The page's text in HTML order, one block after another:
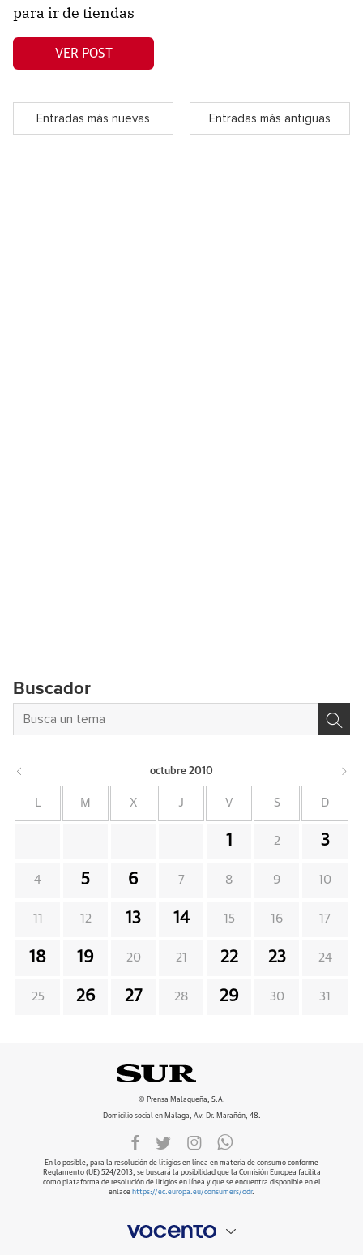
para ir de tiendas
VER POST
Entradas más nuevas Entradas más antiguas
Buscador
octubre 2010
L M X J V S D
1 2 3
4 5 6 7 8 9 10
11 12 13 14 15 16 17
18 19 20 21 22 23 24
25 26 27 28 29 30 31
© Prensa Malagueña, S.A.
Domicilio social en Málaga, Av. Dr. Marañón, 48.
En lo posible, para la resolución de litigios en línea en materia de consumo conforme
Reglamento (UE) 524/2013, se buscará la posibilidad que la Comisión Europea facilita
como plataforma de resolución de litigios en línea y que se encuentra disponible en el
enlace https://ec.europa.eu/consumers/odr.